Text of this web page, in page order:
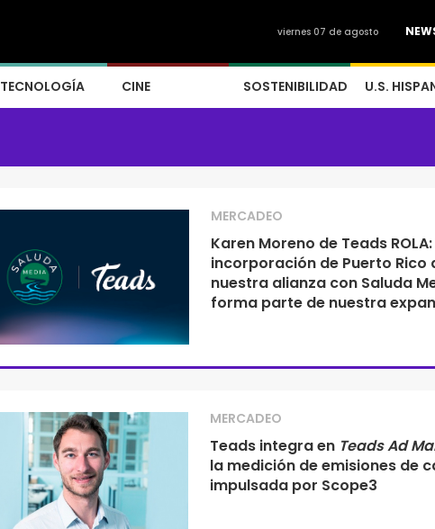
viernes 07 de agosto
TECNOLOGÍA CINE SOSTENIBILIDAD U.S.
MERCADEO
Karen Moreno de Teads
incorporación de Puerto Rico
nuestra alianza con Saluda
forma parte de nuestra
MERCADEO
Teads integra en Teads Ad
la medición de emisiones de
impulsada por Scope3